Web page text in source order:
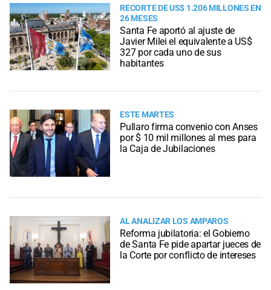
RECORTE DE US$ 1.206 MILLONES EN
26 MESES
Santa Fe aportó al ajuste de
Javier Milei el equivalente a US$
327 por cada uno de sus
habitantes
ESTE MARTES
Pullaro firma convenio con Anses
por $ 10 mil millones al mes para
la Caja de Jubilaciones
AL ANALIZAR LOS AMPAROS
Reforma jubilatoria: el Gobierno
de Santa Fe pide apartar jueces de
la Corte por conflicto de intereses